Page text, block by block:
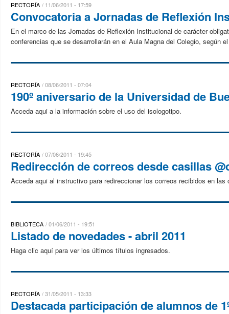
RECTORÍA 11/06/2011 - 17:59
Convocatoria a Jornadas de Reflexión
En el marco de las Jornadas de Reflexión Institucional de carácter
conferencias que se desarrollarán en el Aula Magna del Colegio, según
RECTORÍA 08/06/2011 - 07:04
190º aniversario de la Universidad de
Acceda aqui a la información sobre el uso del isologotipo.
RECTORÍA 07/06/2011 - 19:45
Redirección de correos desde casillas
Acceda aqui al instructivo para redireccionar los correos recibidos en
BIBLIOTECA 01/06/2011 - 19:51
Listado de novedades - abril 2011
Haga clic aquí para ver los últimos títulos ingresados.
RECTORÍA 31/05/2011 - 13:33
Destacada participación de alumnos de